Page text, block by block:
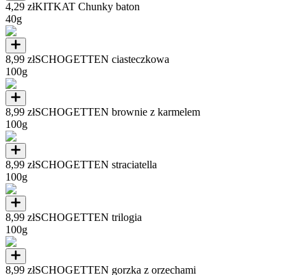
4,29 złKITKAT Chunky baton
40g
8,99 złSCHOGETTEN ciasteczkowa
100g
8,99 złSCHOGETTEN brownie z karmelem
100g
8,99 złSCHOGETTEN straciatella
100g
8,99 złSCHOGETTEN trilogia
100g
8,99 złSCHOGETTEN gorzka z orzechami